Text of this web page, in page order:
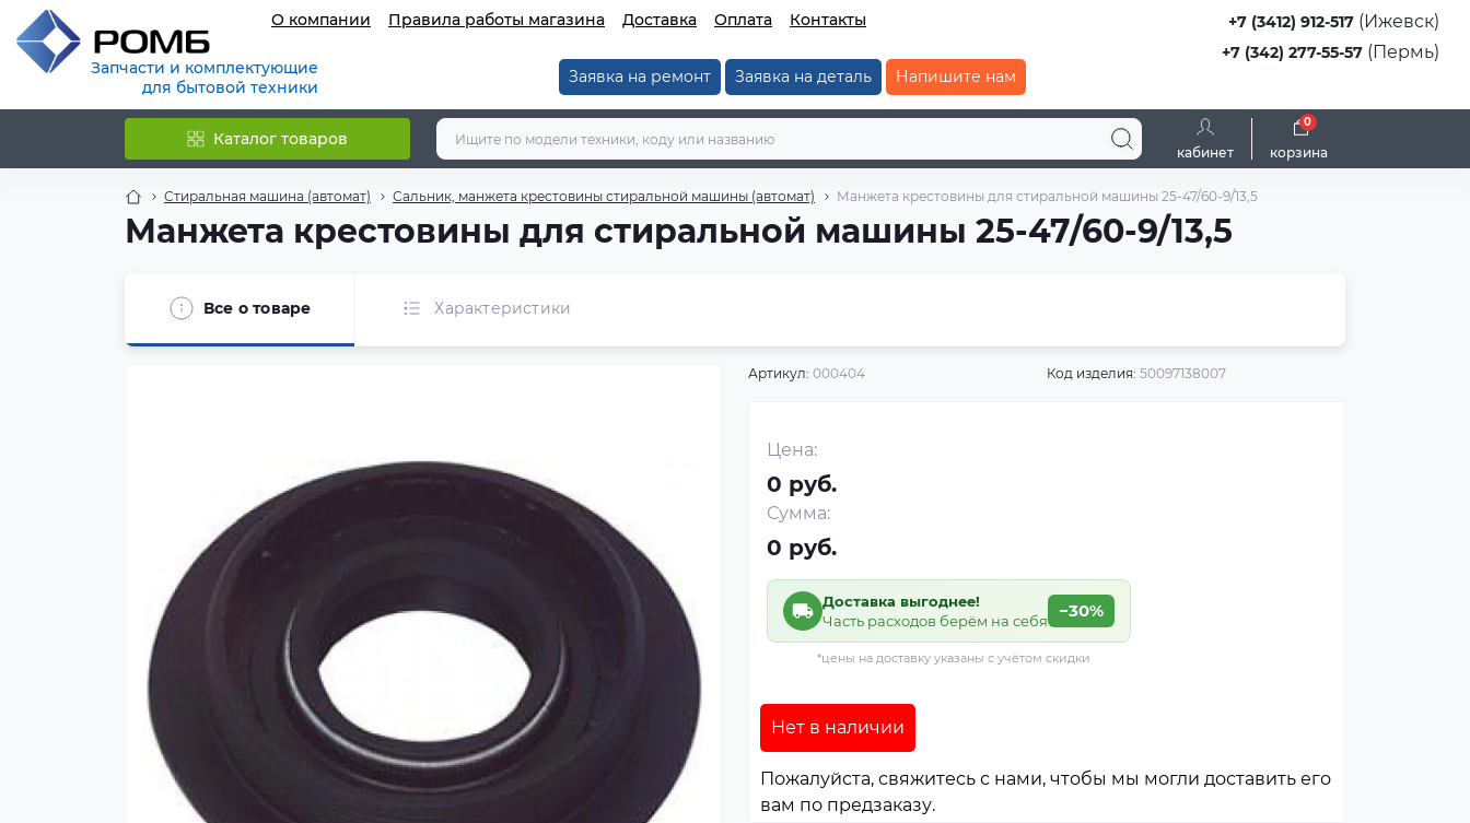
Запчасти и комплектующие
для бытовой техники
О компании Правила работы магазина Доставка Оплата Контакты
Заявка на ремонт Заявка на деталь Напишите нам
+7 (3412) 912-517 (Ижевск)
+7 (342) 277-55-57 (Пермь)
Каталог товаров
кабинет корзина
0
Стиральная машина (автомат) Сальник, манжета крестовины стиральной машины (автомат) Манжета крестовины для стиральной машины 25-47/60-9/13,5
Манжета крестовины для стиральной машины 25-47/60-9/13,5
Все о товаре Характеристики
Артикул: 000404 Код изделия: 50097138007
Цена:
0 руб.
Сумма:
0 руб.
Доставка выгоднее!
Часть расходов берём на себя
−30%
*цены на доставку указаны с учётом скидки
Нет в наличии
Пожалуйста, свяжитесь с нами, чтобы мы могли доставить его
вам по предзаказу.